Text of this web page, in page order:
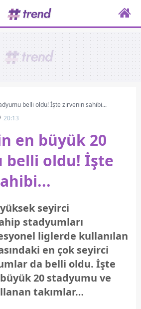
belli oldu! İşte zirvenin sahibi...
20:13
en büyük 20
belli oldu! İşte
seyirci
stadyumları
liglerde kullanılan
en çok seyirci
da belli oldu. İşte
20 stadyumu ve
takımlar…